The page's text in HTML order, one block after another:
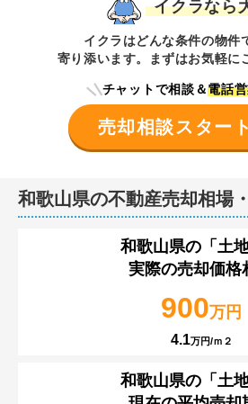
イクラなら
イクラはどんな条件の物件
寄り添います。まずはお気軽に
チャットで相談＆電話
売却相談スタート
和歌山県の不動産売却相場
和歌山県の 「土
実際の売却価格
900万円
4.1万円/ｍ２
和歌山県の 「土